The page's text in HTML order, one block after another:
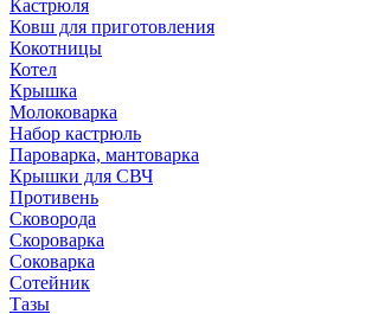
Кастрюля
Ковш для приготовления
Кокотницы
Котел
Крышка
Молоковарка
Набор кастрюль
Пароварка, мантоварка
Крышки для СВЧ
Противень
Сковорода
Скороварка
Соковарка
Сотейник
Тазы